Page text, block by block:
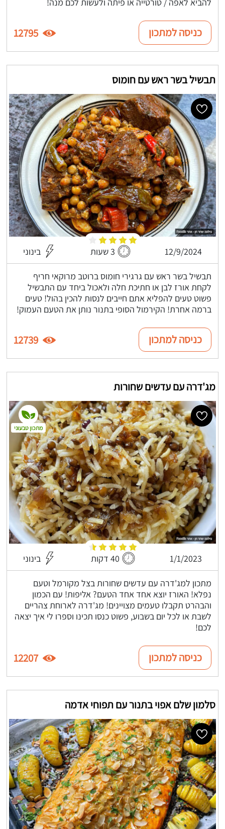
כניסה למתכון 12795
תבשיל בשר ראש עם חומוס
12/9/2024 3 שעות בינוני
תבשיל בשר ראש עם גרגירי חומוס ברוטב מרוקאי חריף
לקחת אורז לבן או חתיכת חלה ולאכול ביחד עם התבשיל
פשוט טעים להפליא אתם חייבים לנסות להכין בהול! טעים
ברמה אחרת! הקירמול הסופי בתנור נותן את הטעם העמוק!
כניסה למתכון 12739
מג'דרה עם עדשים שחורות
1/1/2023 40 דקות בינוני
מתכון למג'דרה עם עדשים שחורות בצל מקורמל וטעם
נפלא! האורז יוצא אחד אחד הטעם? אליפות! עם הכמון
והבהרט תקבלו טעמים מצויינים! מג'דרה לארוחת צהריים
לשבת או לכל יום בשבוע, פשוט כנסו תכינו וספרו לי איך יצאה
לכם!
מתכון טבעוני
כניסה למתכון 12207
סלמון שלם אפוי בתנור עם תפוחי אדמה